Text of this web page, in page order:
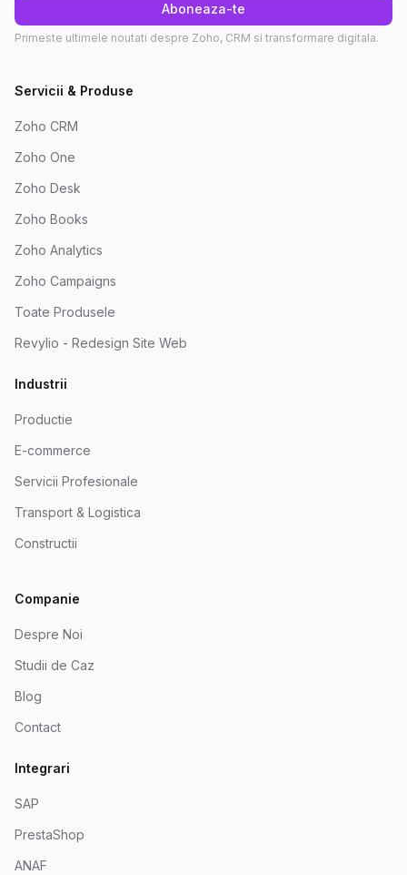
Aboneaza-te
Primeste ultimele noutati despre Zoho, CRM si transformare digitala.
Servicii & Produse
Zoho CRM
Zoho One
Zoho Desk
Zoho Books
Zoho Analytics
Zoho Campaigns
Toate Produsele
Revylio - Redesign Site Web
Industrii
Productie
E-commerce
Servicii Profesionale
Transport & Logistica
Constructii
Companie
Despre Noi
Studii de Caz
Blog
Contact
Integrari
SAP
PrestaShop
ANAF